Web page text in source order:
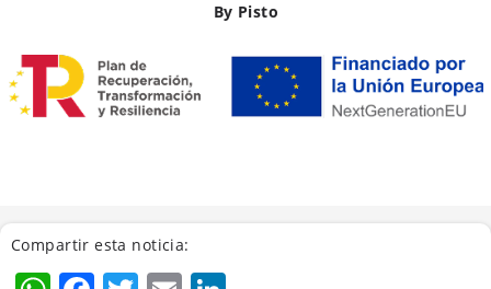
By Pisto
Compartir esta noticia: